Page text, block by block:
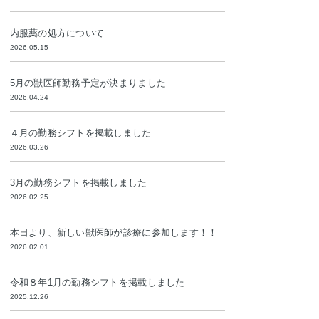
内服薬の処方について
2026.05.15
5月の獣医師勤務予定が決まりました
2026.04.24
４月の勤務シフトを掲載しました
2026.03.26
3月の勤務シフトを掲載しました
2026.02.25
本日より、新しい獣医師が診療に参加します！！
2026.02.01
令和８年1月の勤務シフトを掲載しました
2025.12.26